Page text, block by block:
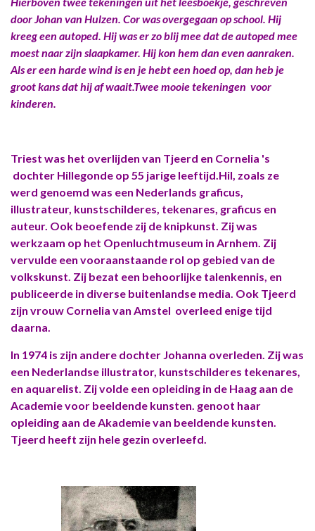
door Johan van Hulzen. Cor was overgegaan op school. Hij
kreeg een autoped. Hij was er zo blij mee dat de autoped mee
moest naar zijn slaapkamer. Hij kon hem dan even aanraken.
Als er een harde wind is en je hebt een hoed op, dan heb je
groot kans dat hij af waait.Twee mooie tekeningen voor
kinderen.
Triest was het overlijden van Tjeerd en Cornelia 's
dochter Hillegonde op 55 jarige leeftijd.Hil, zoals ze
werd genoemd was een Nederlands graficus,
illustrateur, kunstschilderes, tekenares, graficus en
auteur. Ook beoefende zij de knipkunst. Zij was
werkzaam op het Openluchtmuseum in Arnhem. Zij
vervulde een vooraanstaande rol op gebied van de
volkskunst. Zij bezat een behoorlijke talenkennis, en
publiceerde in diverse buitenlandse media. Ook Tjeerd
zijn vrouw Cornelia van Amstel overleed enige tijd
daarna.
In 1974 is zijn andere dochter Johanna overleden. Zij was
een Nederlandse illustrator, kunstschilderes tekenares,
en aquarelist. Zij volde een opleiding in de Haag aan de
Academie voor beeldende kunsten. genoot haar
opleiding aan de Akademie van beeldende kunsten.
Tjeerd heeft zijn hele gezin overleefd.